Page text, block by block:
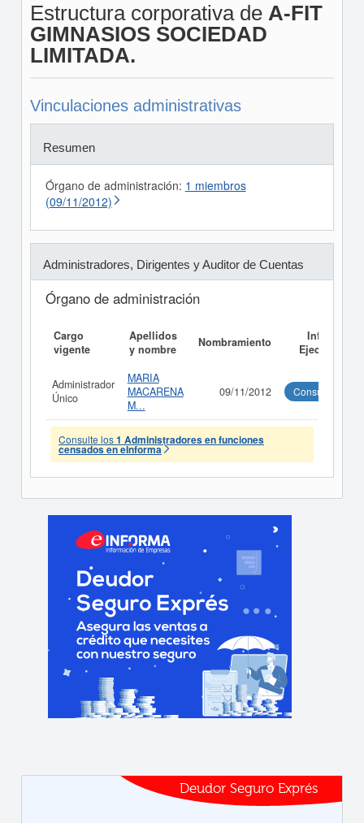
Estructura corporativa de A-FIT
GIMNASIOS SOCIEDAD
LIMITADA.
Vinculaciones administrativas
Resumen
Órgano de administración: 1 miembros
(09/11/2012)
Administradores, Dirigentes y Auditor de Cuentas
Órgano de administración
Cargo
vigente
Apellidos
y nombre
Nombramiento
Informe
Ejecutivo
Administrador
Único
MARIA
MACARENA
M...
09/11/2012 Consultar
Consulte los1 Administradores en funciones
censados en eInforma
Deudor Seguro Exprés